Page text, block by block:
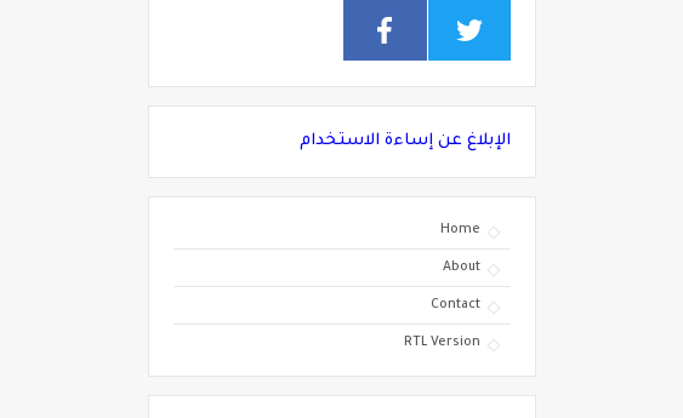
الإبلاغ عن إساءة الاستخدام
Home
About
Contact
RTL Version